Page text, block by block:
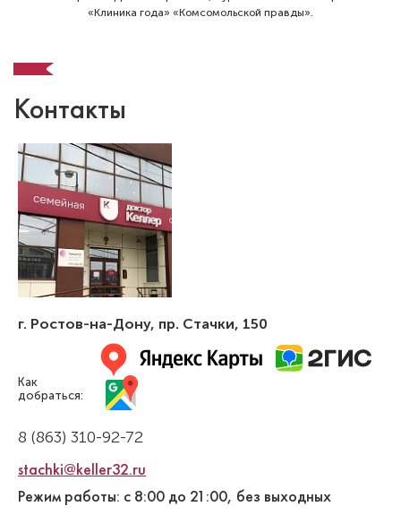
Специальность: терапия
Стаж работы: 6 лет
Биркина Юлия Алексеевна
Стоматолог-терапевт
Высшая категория
«Клиника года» «Комсомольской правды».
Контакты
г. Ростов-на-Дону, пр. Стачки, 150
Как
добраться:
8 (863) 310-92-72
stachki@keller32.ru
Режим работы: с 8:00 до 21:00, без выходных